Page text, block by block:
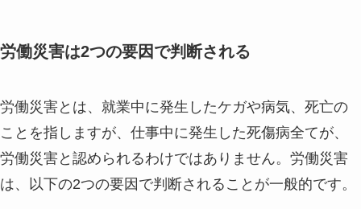
労働災害は2つの要因で判断される
労働災害とは、就業中に発生したケガや病気、死亡の
ことを指しますが、仕事中に発生した死傷病全てが、
労働災害と認められるわけではありません。労働災害
は、以下の2つの要因で判断されることが一般的です。